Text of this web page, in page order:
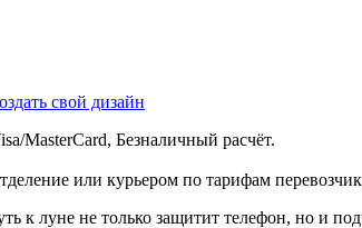
свой дизайн
MasterCard, Безналичный расчёт.
или курьером по тарифам
к луне не только защитит телефон, но и